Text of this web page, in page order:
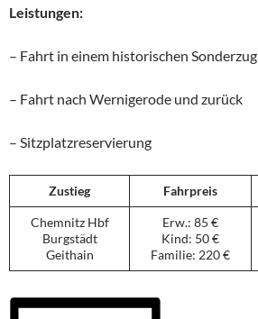
Leistungen:
– Fahrt in einem historischen Sonderzug
– Fahrt nach Wernigerode und zurück
– Sitzplatzreservierung
Zustieg Fahrpreis
Chemnitz Hbf
Burgstädt
Geithain
Erw.: 85 €
Kind: 50 €
Familie: 220 €